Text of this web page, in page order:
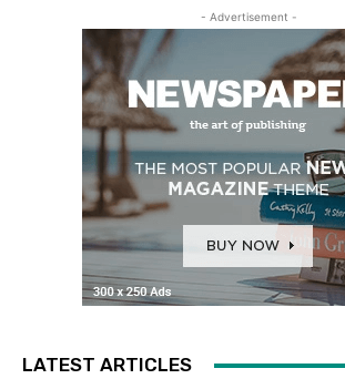
- Advertisement -
LATEST ARTICLES